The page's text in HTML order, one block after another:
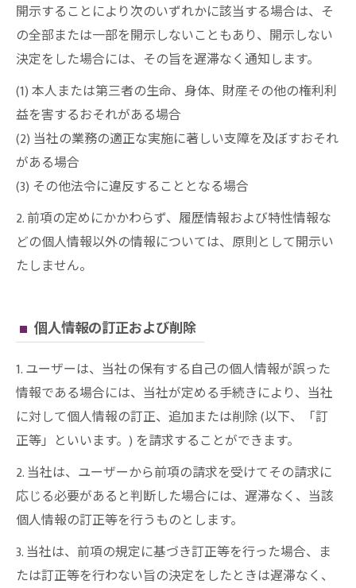
開示することにより次のいずれかに該当する場合は、そ
の全部または一部を開示しないこともあり、開示しない
決定をした場合には、その旨を遅滞なく通知します。
(1) 本人または第三者の生命、身体、財産その他の権利利
益を害するおそれがある場合
(2) 当社の業務の適正な実施に著しい支障を及ぼすおそれ
がある場合
(3) その他法令に違反することとなる場合
2. 前項の定めにかかわらず、履歴情報および特性情報な
どの個人情報以外の情報については、原則として開示い
たしません。
個人情報の訂正および削除
1. ユーザーは、当社の保有する自己の個人情報が誤った
情報である場合には、当社が定める手続きにより、当社
に対して個人情報の訂正、追加または削除 (以下、「訂
正等」といいます。) を請求することができます。
2. 当社は、ユーザーから前項の請求を受けてその請求に
応じる必要があると判断した場合には、遅滞なく、当該
個人情報の訂正等を行うものとします。
3. 当社は、前項の規定に基づき訂正等を行った場合、ま
たは訂正等を行わない旨の決定をしたときは遅滞なく、